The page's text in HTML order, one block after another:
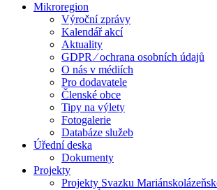
Mikroregion
Výroční zprávy
Kalendář akcí
Aktuality
GDPR ⁄ ochrana osobních údajů
O nás v médiích
Pro dodavatele
Členské obce
Tipy na výlety
Fotogalerie
Databáze služeb
Úřední deska
Dokumenty
Projekty
Projekty Svazku